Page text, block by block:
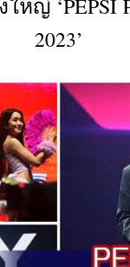
DEAL
ญ่ ‘PEPSI
2023’